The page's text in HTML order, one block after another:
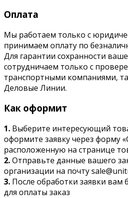
Оплата
Мы работаем только с
принимаем оплату по
Для гарантии сохранности
сотрудничаем только с
транспортными компаниями,
Деловые Линии.
Как оформит
1. Выберите интересующий
оформите заявку через форму
расположенную на странице
2.Отправьте данные вашего
организации на почту
3. После обработки заявки вам
для оплаты заказ